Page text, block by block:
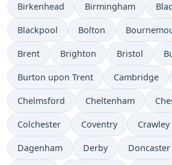
Birkenhead Birmingham
Blackpool Bolton
Brent Brighton Bristol
Burton upon Trent Cambridge
Chelmsford Cheltenham
Colchester Coventry Crawley
Dagenham Derby Doncaster